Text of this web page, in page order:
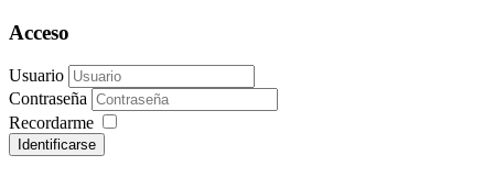
Acceso
Usuario
Contraseña
Recordarme
Identificarse